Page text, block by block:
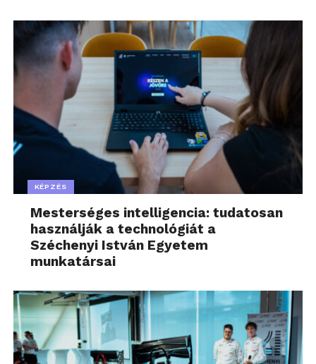
KÉPZÉS
Mesterséges intelligencia: tudatosan
használják a technológiát a
Széchenyi István Egyetem
munkatársai